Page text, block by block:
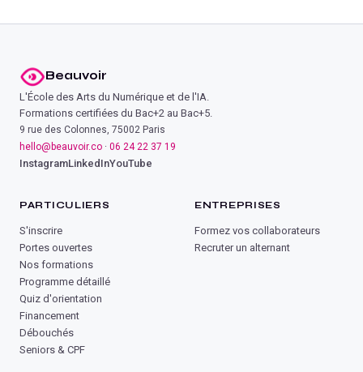
Beauvoir
L'École des Arts du Numérique et de l'IA.
Formations certifiées du Bac+2 au Bac+5.
9 rue des Colonnes, 75002 Paris
hello@beauvoir.co · 06 24 22 37 19
InstagramLinkedInYouTube
PARTICULIERS
S'inscrire
Portes ouvertes
Nos formations
Programme détaillé
Quiz d'orientation
Financement
Débouchés
Seniors & CPF
ENTREPRISES
Formez vos collaborateurs
Recruter un alternant